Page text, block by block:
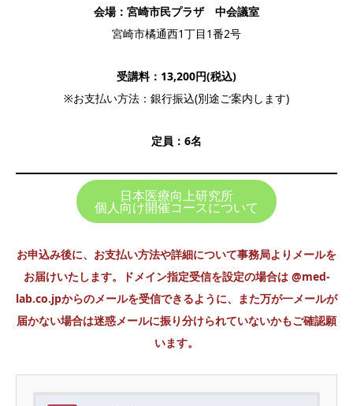
会場：宮崎市民プラザ 中会議室
宮崎市橘通西1丁目1番2号
受講料：13,200円(税込)
※お支払い方法：銀行振込(別途ご案内します)
定員：6名
日本医療向上研究所
個人向け開催コースについて
お申込み後に、お支払い方法や詳細について事務局よりメールを
お届けいたします。ドメイン指定受信を設定の場合は @med-
lab.co.jpからのメールを受信できるように、また万が一メールが
届かない場合は迷惑メールに振り分けられていないかもご確認願
います。